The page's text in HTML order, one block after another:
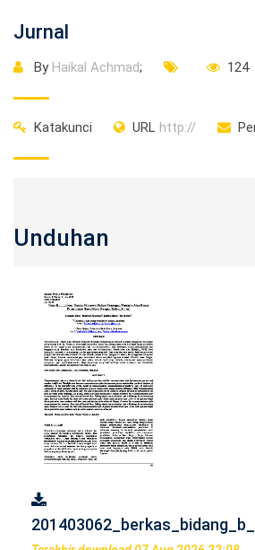
Jurnal
By Haikal Achmad; 124
Katakunci URL http://
Unduhan